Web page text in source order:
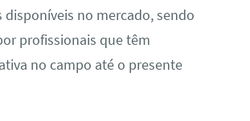
disponíveis no mercado, sendo
profissionais que têm
no campo até o presente